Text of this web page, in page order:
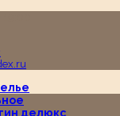
делюкс